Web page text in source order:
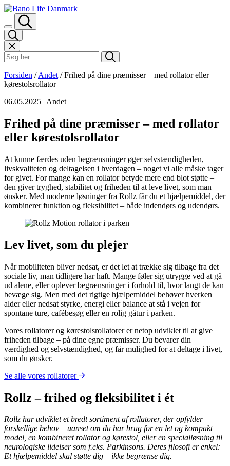
Spring til indhold
Søk i Bano Life
Forsiden /Andet /Frihed på dine præmisser – med rollator eller
kørestolsrollator
06.05.2025 | Andet
Frihed på dine præmisser – med rollator
eller kørestolsrollator
At kunne færdes uden begrænsninger øger selvstændigheden,
livskvaliteten og deltagelsen i hverdagen – noget vi alle måske tager
for givet. For mange kan en rollator betyde mere end blot støtte –
den giver tryghed, stabilitet og friheden til at leve livet, som man
ønsker. Med moderne løsninger fra Rollz får du et hjælpemiddel, der
kombinerer funktion og fleksibilitet – både indendørs og udendørs.
Lev livet, som du plejer
Når mobiliteten bliver nedsat, er det let at trække sig tilbage fra det
sociale liv, man tidligere har haft. Mange føler sig utrygge ved at gå
ud alene, eller oplever begrænsninger i forhold til, hvor langt de kan
bevæge sig. Men med det rigtige hjælpemiddel behøver hverken
alder eller nedsat styrke, energi eller balance at stå i vejen for
spontane ture, cafébesøg eller en rolig gåtur i parken.
Vores rollatorer og kørestolsrollatorer er netop udviklet til at give
friheden tilbage – på dine egne præmisser. Du bevarer din
værdighed og selvstændighed, og får mulighed for at deltage i livet,
som du ønsker.
Se alle vores rollatorer
Rollz – frihed og fleksibilitet i ét
Rollz har udviklet et bredt sortiment af rollatorer, der opfylder
forskellige behov – uanset om du har brug for en let og kompakt
model, en kombineret rollator og kørestol, eller en specialløsning til
neurologiske lidelser som f.eks. Parkinsons. Deres filosofi er enkel:
Et hjælpemiddel skal støtte dig – ikke begrænse dig.